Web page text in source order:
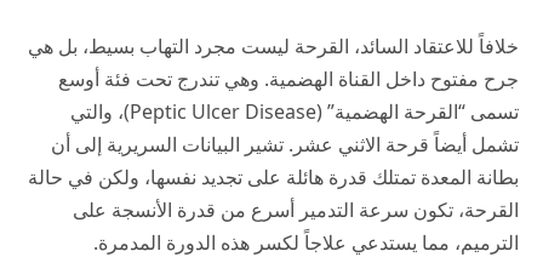
خلافاً للاعتقاد السائد، القرحة ليست مجرد التهاب بسيط، بل هي
جرح مفتوح داخل القناة الهضمية. وهي تندرج تحت فئة أوسع
تسمى “القرحة الهضمية” (Peptic Ulcer Disease)، والتي
تشمل أيضاً قرحة الاثني عشر. تشير البيانات السريرية إلى أن
بطانة المعدة تمتلك قدرة هائلة على تجديد نفسها، ولكن في حالة
القرحة، تكون سرعة التدمير أسرع من قدرة الأنسجة على
الترميم، مما يستدعي علاجاً لكسر هذه الدورة المدمرة.